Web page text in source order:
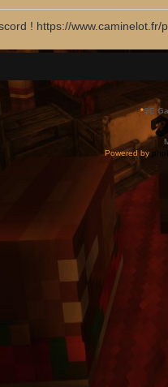
! https://www.caminelot.fr/
*SE
Powered by